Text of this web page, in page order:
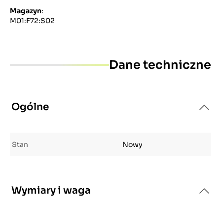
Magazyn:
M01:F72:S02
Dane techniczne
Ogólne
Stan Nowy
Wymiary i waga